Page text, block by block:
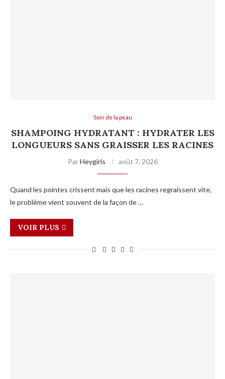
Soin de la peau
SHAMPOING HYDRATANT : HYDRATER LES
LONGUEURS SANS GRAISSER LES RACINES
ParHeygirls août 7, 2026
Quand les pointes crissent mais que les racines regraissent vite,
le problème vient souvent de la façon de …
VOIR PLUS